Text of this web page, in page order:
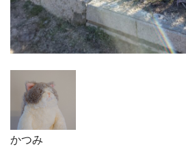
かつみ